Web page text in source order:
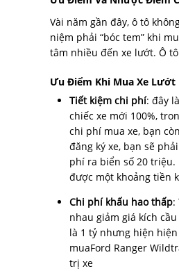
Vài năm gần đây, ô tô
niệm phải “bóc tem” khi
tâm nhiều đến xe lướt. Ô
Ưu Điểm Khi Mua Xe Lướt
Tiết kiệm chi phí: đây
chiếc xe mới 100%,
chi phí mua xe, bạn
đăng ký xe, bạn sẽ
phí ra biển số 20
được một khoảng tiền
Chi phí khấu hao thấp:
nhau giảm giá kích
là 1 tỷ nhưng hiện
muaFord Ranger
trị xe